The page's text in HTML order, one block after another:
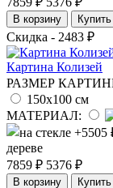
В корзину Купить
Скидка - 2483 ₽
Картина Колизей
РАЗМЕР
150х100 см
МАТЕРИАЛ:
дереве
7859 ₽ 5376 ₽
В корзину Купить